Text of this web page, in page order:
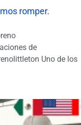
romper.
de
Uno de los